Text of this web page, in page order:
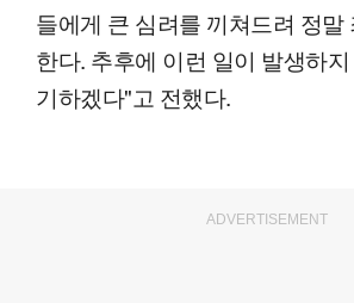
들에게 큰 심려를 끼쳐드려 정말
한다. 추후에 이런 일이 발생하
기하겠다"고 전했다.
ADVERTISEMENT